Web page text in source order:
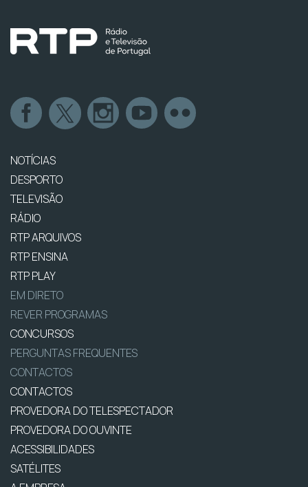
NOTÍCIAS
DESPORTO
TELEVISÃO
RÁDIO
RTP ARQUIVOS
RTP ENSINA
RTP PLAY
EM DIRETO
REVER PROGRAMAS
CONCURSOS
PERGUNTAS FREQUENTES
CONTACTOS
CONTACTOS
PROVEDORA DO TELESPECTADOR
PROVEDORA DO OUVINTE
ACESSIBILIDADES
SATÉLITES